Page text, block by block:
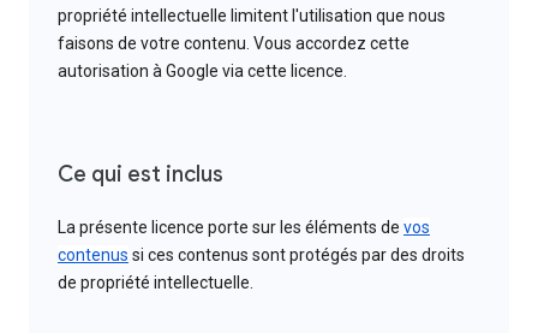
propriété intellectuelle limitent l'utilisation que nous
faisons de votre contenu. Vous accordez cette
autorisation à Google via cette licence.
Ce qui est inclus
La présente licence porte sur les éléments de vos
contenus si ces contenus sont protégés par des droits
de propriété intellectuelle.